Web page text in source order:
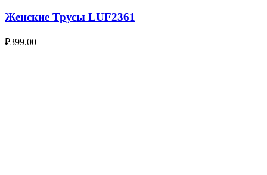
Женские Трусы LUF2361
₽399.00